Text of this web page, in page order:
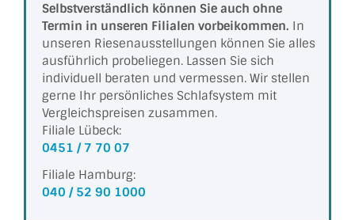
Selbstverständlich können Sie auch ohne
Termin in unseren Filialen vorbeikommen. In
unseren Riesen­aus­stel­lungen können Sie alles
ausführlich probeliegen. Lassen Sie sich
individuell beraten und vermessen. Wir stellen
gerne Ihr persönliches Schlafsystem mit
Vergleichs­preisen zusammen.
Filiale Lübeck:
0451 / 7 70 07
Filiale Hamburg:
040 / 52 90 1000